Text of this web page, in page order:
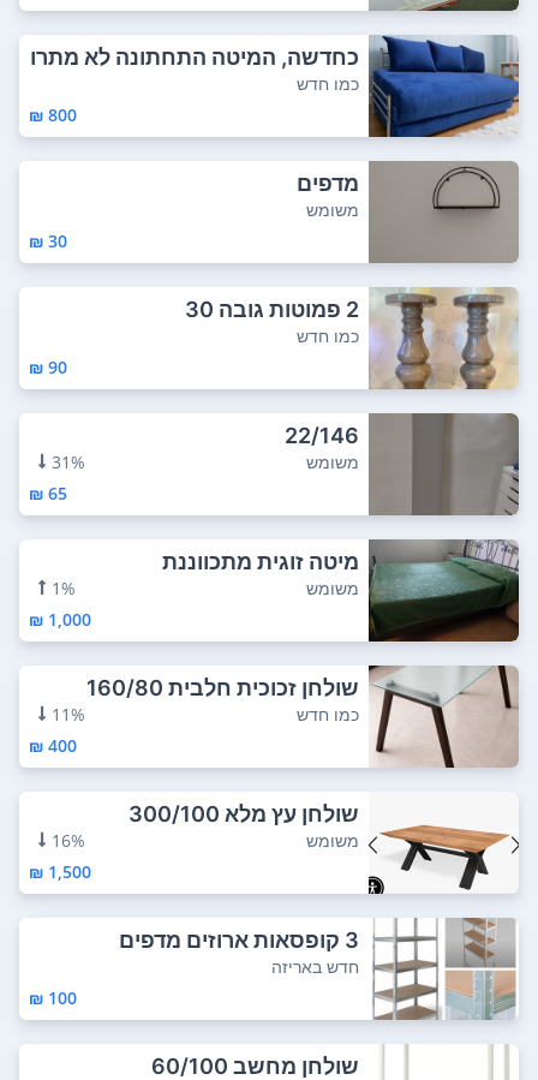
כחדשה, המיטה התחתונה לא מתרו
ממת
כמו חדש
800 ₪
מדפים
משומש
30 ₪
2 פמוטות גובה 30
כמו חדש
90 ₪
22/146
משומש
31%
65 ₪
מיטה זוגית מתכווננת
משומש
1%
1,000 ₪
שולחן זכוכית חלבית 160/80
כמו חדש
11%
400 ₪
שולחן עץ מלא 300/100
משומש
16%
1,500 ₪
3 קופסאות ארוזים מדפים
חדש באריזה
100 ₪
שולחן מחשב 60/100